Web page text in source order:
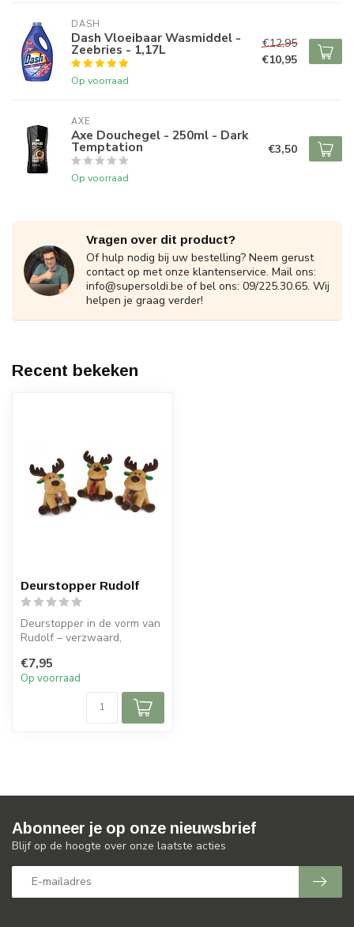
DASH
Dash Vloeibaar Wasmiddel -
Zeebries - 1,17L
Op voorraad
€12,95
€10,95
AXE
Axe Douchegel - 250ml - Dark
Temptation
Op voorraad
€3,50
Vragen over dit product?
Of hulp nodig bij uw bestelling? Neem gerust
contact op met onze klantenservice. Mail ons:
info@supersoldi.be of bel ons: 09/225.30.65. Wij
helpen je graag verder!
Recent bekeken
Deurstopper Rudolf
Deurstopper in de vorm van
Rudolf – verzwaard,
Ideaal...
€7,95
Op voorraad
Abonneer je op onze nieuwsbrief
Blijf op de hoogte over onze laatste acties